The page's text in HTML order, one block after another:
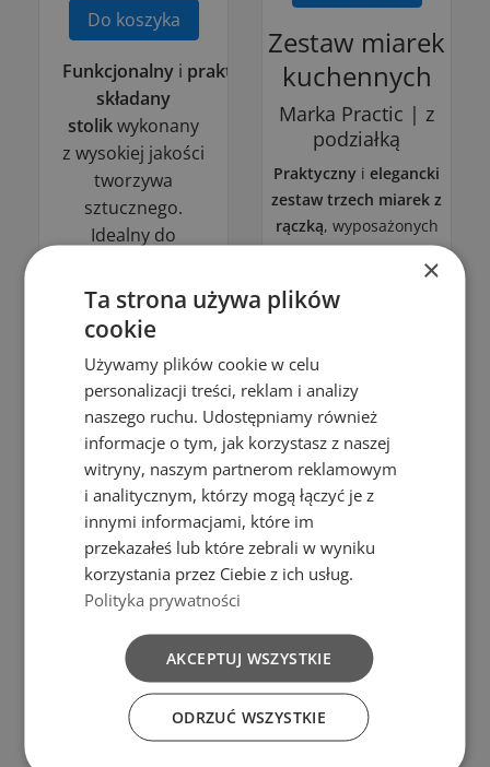
Do koszyka
Funkcjonalny i praktyczny
składany
stolikwykonany
z wysokiej jakości
tworzywa
sztucznego.
Idealny do
użytku w domu,
ogrodzie czy na
tarasie. Jego
kompaktowe
wymiary (25,5 cm
wysokości, 54 cm
długości i 35,5
cm szerokości)
sprawiają, że z
łatwością zmieści
się w każdej
przestrzeni, a
jednocześnie
zapewni
wystarczająco
dużo miejsca na
przechowywanie
Zestaw miarek
kuchennych
Marka Practic | z
podziałką
Praktyczny i elegancki
zestaw trzech miarek z
rączką, wyposażonych
wwyraźne
umożliwiają
składników.
niezastąpiony
każdej
kuchni,
do
codziennego
użytku
niaróżnorodnych
swojej kuchni
naszym
zestawem
trzech miarek
z rączką
wyraźną
podziałką!
×
Ta strona używa plików
cookie
Używamy plików cookie w celu
personalizacji treści, reklam i analizy
naszego ruchu. Udostępniamy również
informacje o tym, jak korzystasz z naszej
witryny, naszym partnerom reklamowym
i analitycznym, którzy mogą łączyć je z
innymi informacjami, które im
przekazałeś lub które zebrali w wyniku
korzystania przez Ciebie z ich usług.
Polityka prywatności
AKCEPTUJ WSZYSTKIE
ODRZUĆ WSZYSTKIE